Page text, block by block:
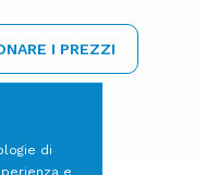
I PREZZI
di
e